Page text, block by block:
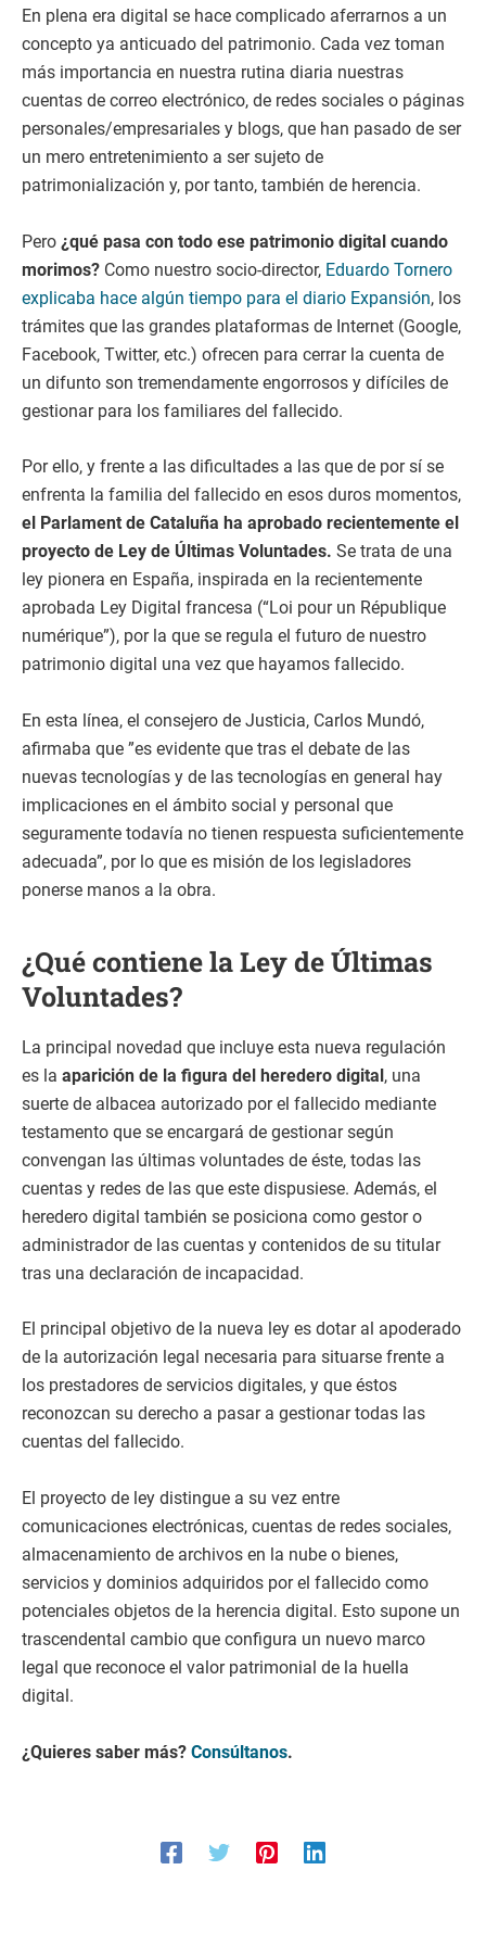
En plena era digital se hace complicado aferrarnos a un
concepto ya anticuado del patrimonio. Cada vez toman
más importancia en nuestra rutina diaria nuestras
cuentas de correo electrónico, de redes sociales o páginas
personales/empresariales y blogs, que han pasado de ser
un mero entretenimiento a ser sujeto de
patrimonialización y, por tanto, también de herencia.
Pero ¿qué pasa con todo ese patrimonio digital cuando
morimos? Como nuestro socio-director, Eduardo Tornero
explicaba hace algún tiempo para el diario Expansión, los
trámites que las grandes plataformas de Internet (Google,
Facebook, Twitter, etc.) ofrecen para cerrar la cuenta de
un difunto son tremendamente engorrosos y difíciles de
gestionar para los familiares del fallecido.
Por ello, y frente a las dificultades a las que de por sí se
enfrenta la familia del fallecido en esos duros momentos,
el Parlament de Cataluña ha aprobado recientemente el
proyecto de Ley de Últimas Voluntades. Se trata de una
ley pionera en España, inspirada en la recientemente
aprobada Ley Digital francesa (“Loi pour un République
numérique”), por la que se regula el futuro de nuestro
patrimonio digital una vez que hayamos fallecido.
En esta línea, el consejero de Justicia, Carlos Mundó,
afirmaba que ”es evidente que tras el debate de las
nuevas tecnologías y de las tecnologías en general hay
implicaciones en el ámbito social y personal que
seguramente todavía no tienen respuesta suficientemente
adecuada”, por lo que es misión de los legisladores
ponerse manos a la obra.
¿Qué contiene la Ley de Últimas
Voluntades?
La principal novedad que incluye esta nueva regulación
es la aparición de la figura del heredero digital, una
suerte de albacea autorizado por el fallecido mediante
testamento que se encargará de gestionar según
convengan las últimas voluntades de éste, todas las
cuentas y redes de las que este dispusiese. Además, el
heredero digital también se posiciona como gestor o
administrador de las cuentas y contenidos de su titular
tras una declaración de incapacidad.
El principal objetivo de la nueva ley es dotar al apoderado
de la autorización legal necesaria para situarse frente a
los prestadores de servicios digitales, y que éstos
reconozcan su derecho a pasar a gestionar todas las
cuentas del fallecido.
El proyecto de ley distingue a su vez entre
comunicaciones electrónicas, cuentas de redes sociales,
almacenamiento de archivos en la nube o bienes,
servicios y dominios adquiridos por el fallecido como
potenciales objetos de la herencia digital. Esto supone un
trascendental cambio que configura un nuevo marco
legal que reconoce el valor patrimonial de la huella
digital.
¿Quieres saber más? Consúltanos.